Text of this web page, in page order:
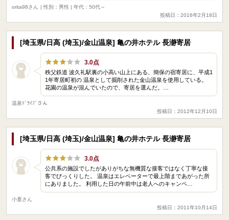
orita98さん
| 性別：男性 | 年代：50代～
投稿日：2016年2月18日
[埼玉県/日高 (埼玉)/金山温泉] 亀の井ホテル 長瀞寄居
3.0点
秩父鉄道 波久礼駅裏の小高い山上にある、簡保の宿寄居に、平成1
1年寄居町初の 温泉として掘削された金山温泉を使用している。
花園の温泉が混んでいたので、寄居を選んだ。…
温泉ﾄﾞﾗｲﾌﾞさん
投稿日：2012年12月10日
[埼玉県/日高 (埼玉)/金山温泉] 亀の井ホテル 長瀞寄居
3.0点
公共系の施設でしたがありがちな無機質な接客ではなく丁寧な接
客でびっくりした。 温泉はエレベーターで最上階まであがった所
にありました。 利用した日の午前中は老人へのキャンペ…
小童さん
投稿日：2011年10月14日